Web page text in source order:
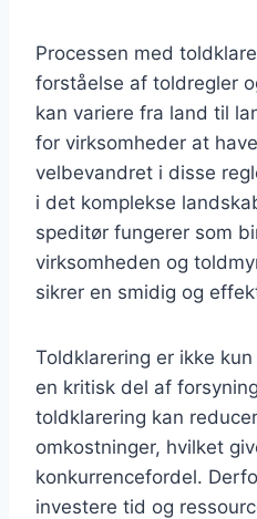
Processen med
forståelse af toldregler
kan variere fra land til
for virksomheder at
velbevandret i disse
i det komplekse
speditør fungerer som
virksomheden og
sikrer en smidig og
Toldklarering er ikke
en kritisk del af
toldklarering kan
omkostninger, hvilket
konkurrencefordel.
investere tid og